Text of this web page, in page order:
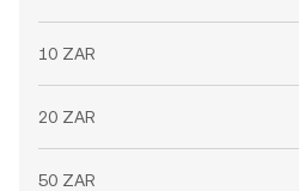
10 ZAR
20 ZAR
50 ZAR